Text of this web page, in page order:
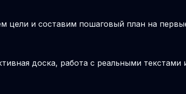
цели и составим пошаговый план на
доска, работа с реальными текстами